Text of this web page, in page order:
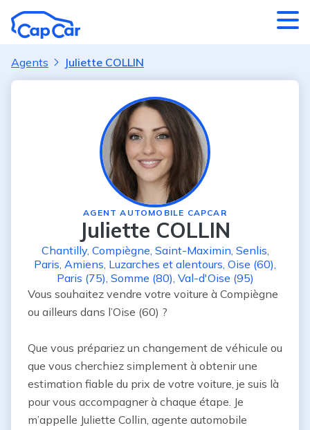
Agents Juliette COLLIN
AGENT AUTOMOBILE CAPCAR
Juliette COLLIN
Chantilly, Compiègne, Saint-Maximin, Senlis,
Paris, Amiens, Luzarches et alentours, Oise (60),
Paris (75), Somme (80), Val-d'Oise (95)
Vous souhaitez vendre votre voiture à Compiègne
ou ailleurs dans l’Oise (60) ?
Que vous prépariez un changement de véhicule ou
que vous cherchiez simplement à obtenir une
estimation fiable du prix de votre voiture, je suis là
pour vous accompagner à chaque étape. Je
m’appelle Juliette Collin, agente automobile